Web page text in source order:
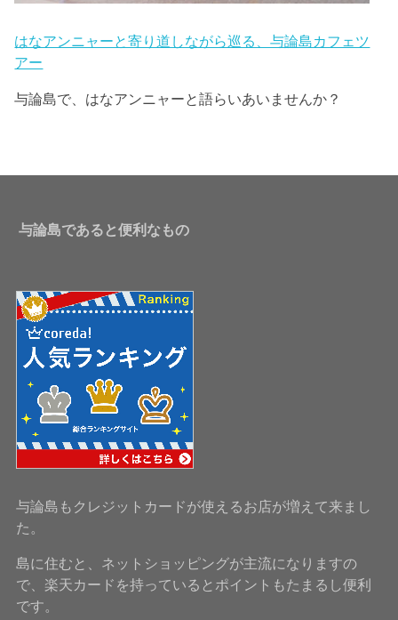
はなアンニャーと寄り道しながら巡る、与論島カフェツ
アー
与論島で、はなアンニャーと語らいあいませんか？
与論島であると便利なもの
与論島もクレジットカードが使えるお店が増えて来まし
た。
島に住むと、ネットショッピングが主流になりますの
で、楽天カードを持っているとポイントもたまるし便利
です。